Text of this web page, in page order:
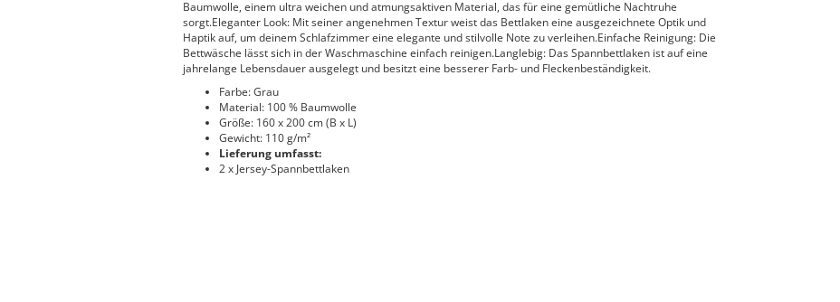
Baumwolle, einem ultra weichen und atmungsaktiven Material, das für eine gemütliche Nachtruhe
sorgt.Eleganter Look: Mit seiner angenehmen Textur weist das Bettlaken eine ausgezeichnete Optik und
Haptik auf, um deinem Schlafzimmer eine elegante und stilvolle Note zu verleihen.Einfache Reinigung: Die
Bettwäsche lässt sich in der Waschmaschine einfach reinigen.Langlebig: Das Spannbettlaken ist auf eine
jahrelange Lebensdauer ausgelegt und besitzt eine besserer Farb- und Fleckenbeständigkeit.
Farbe: Grau
Material: 100 % Baumwolle
Größe: 160 x 200 cm (B x L)
Gewicht: 110 g/m²
Lieferung umfasst:
2 x Jersey-Spannbettlaken